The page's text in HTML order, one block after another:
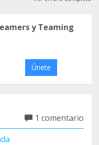
y Teaming
Únete
1 comentario